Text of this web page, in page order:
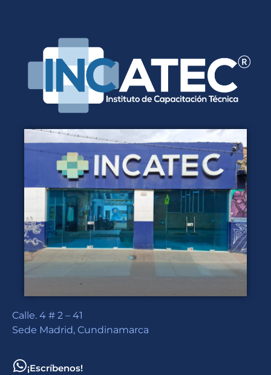
Calle. 4 # 2 – 41
Sede Madrid, Cundinamarca
¡Escríbenos!